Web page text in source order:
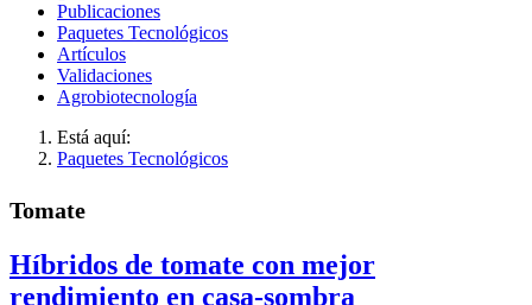
Publicaciones
Paquetes Tecnológicos
Artículos
Validaciones
Agrobiotecnología
Está aquí:
Paquetes Tecnológicos
Tomate
Híbridos de tomate con mejor
rendimiento en casa-sombra